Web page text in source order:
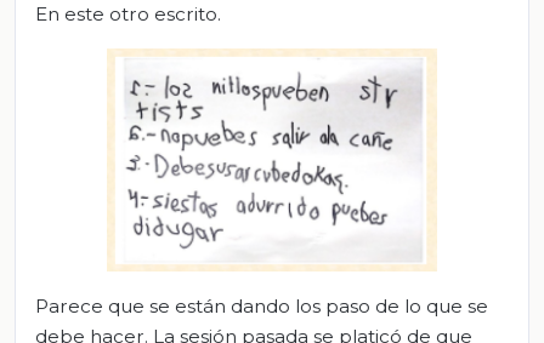
En este otro escrito.
Parece que se están dando los paso de lo que se
debe hacer. La sesión pasada se platicó de que